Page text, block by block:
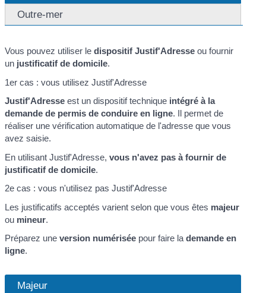
Outre-mer
Vous pouvez utiliser ledispositif Justif'Adresse ou fournir
un justificatif de domicile.
1er cas : vous utilisez Justif'Adresse
Justif'Adresse est un dispositif technique intégré à la
demande de permis de conduire en ligne. Il permet de
réaliser une vérification automatique de l'adresse que vous
avez saisie.
En utilisant Justif'Adresse,vous n'avez pas à fournir de
justificatif de domicile.
2e cas : vous n'utilisez pas Justif'Adresse
Les justificatifs acceptés varient selon que vous êtes majeur
ou mineur.
Préparez uneversion numérisée pour faire lademande en
ligne.
Majeur